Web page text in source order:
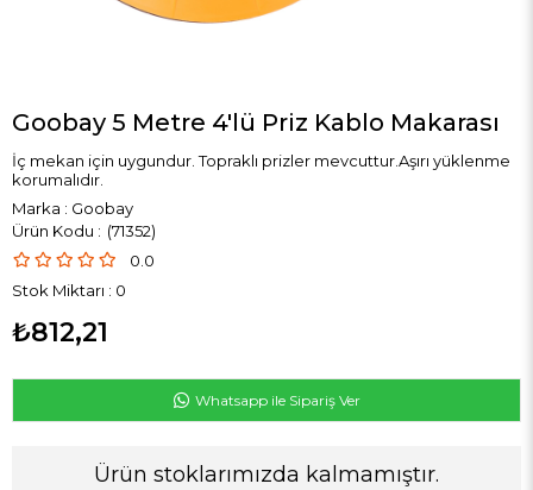
Goobay 5 Metre 4'lü Priz Kablo Makarası
İç mekan için uygundur. Topraklı prizler mevcuttur.Aşırı yüklenme
korumalıdır.
Marka : Goobay
(71352)
0.0
Stok Miktarı : 0
₺812,21
Whatsapp ile Sipariş Ver
Ürün stoklarımızda kalmamıştır.